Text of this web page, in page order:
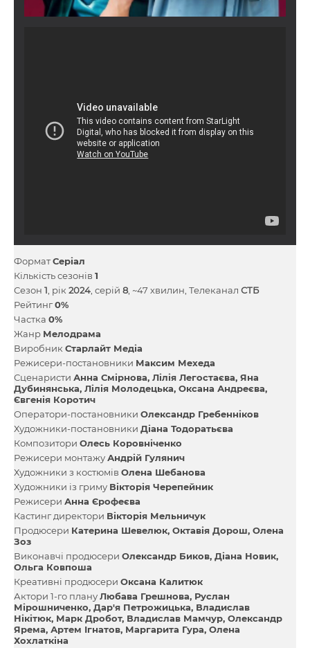
ФорматСеріал
Кількість сезонів 1
Сезон 1 , рік 2024 , серій 8, ~47 хвилин, Телеканал СТБ
Рейтинг0%
Частка 0%
Жанр Мелодрама
Виробник Старлайт Медіа
Режисери-постановники Максим Мехеда
Сценаристи Анна Смірнова Лілія Легостаєва Яна
Дубинянська Лілія Молодецька Оксана Андреєва
Євгенія Коротич
Оператори-постановники Олександр Гребенніков
Художники-постановники Діана Тодоратьєва
Композитори Олесь Коровніченко
Режисери монтажуАндрій Гулянич
Художники з костюмів Олена Шебанова
Художники із гриму Вікторія Черепейник
Режисери Анна Єрофеєва
Кастинг директори Вікторія Мельничук
Продюсери Катерина Шевелюк Октавія Дорош Олена
Зоз
Виконавчі продюсери Олександр Биков Діана Новик
Ольга Ковпоша
Креативні продюсери Оксана Калитюк
Актори 1-го плануЛюбава Грешнова Руслан
Мірошниченко Дар'я Петрожицька Владислав
Нікітюк Марк Дробот Владислав Мамчур Олександр
Ярема Артем Ігнатов Маргарита Гура Олена
Хохлаткіна